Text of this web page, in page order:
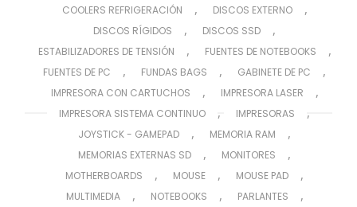
COOLERS REFRIGERACIÓN , DISCOS EXTERNO ,
DISCOS RÍGIDOS , DISCOS SSD ,
ESTABILIZADORES DE TENSIÓN , FUENTES DE NOTEBOOKS ,
FUENTES DE PC , FUNDAS BAGS , GABINETE DE PC ,
IMPRESORA CON CARTUCHOS , IMPRESORA LASER ,
IMPRESORA SISTEMA CONTINUO , IMPRESORAS ,
JOYSTICK - GAMEPAD , MEMORIA RAM ,
MEMORIAS EXTERNAS SD , MONITORES ,
MOTHERBOARDS , MOUSE , MOUSE PAD ,
MULTIMEDIA , NOTEBOOKS , PARLANTES ,